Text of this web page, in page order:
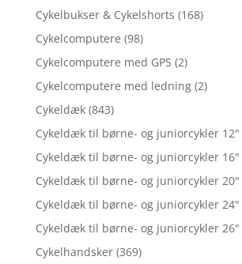
Cykelbukser & Cykelshorts (168)
Cykelcomputere (98)
Cykelcomputere med GPS (2)
Cykelcomputere med ledning (2)
Cykeldæk (843)
Cykeldæk til børne- og juniorcykler 12"
Cykeldæk til børne- og juniorcykler 16"
Cykeldæk til børne- og juniorcykler 20"
Cykeldæk til børne- og juniorcykler 24"
Cykeldæk til børne- og juniorcykler 26"
Cykelhandsker (369)